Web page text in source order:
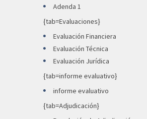
Adenda 1
{tab=Evaluaciones}
Evaluación Financiera
Evaluación Técnica
Evaluación Jurídica
{tab=informe evaluativo}
informe evaluativo
{tab=Adjudicación}